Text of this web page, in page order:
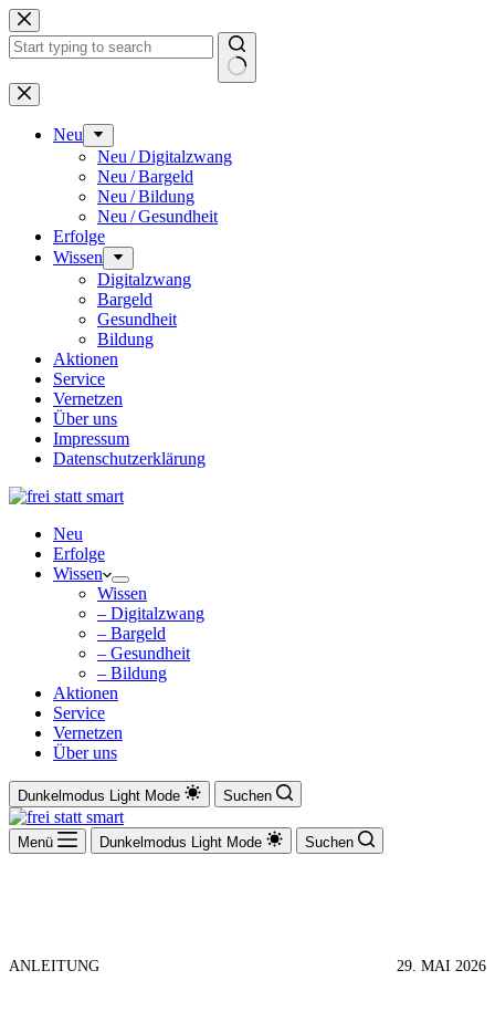
Zum
Inhalt
springen
Keine
Ergebnisse
Neu
Neu / Digitalzwang
Neu / Bargeld
Neu / Bildung
Neu / Gesundheit
Erfolge
Wissen
Digitalzwang
Bargeld
Gesundheit
Bildung
Aktionen
Service
Vernetzen
Über uns
Impressum
Datenschutz­erklärung
Neu
Erfolge
Wissen
Wissen
– Digitalzwang
– Bargeld
– Gesundheit
– Bildung
Aktionen
Service
Vernetzen
Über uns
Dunkelmodus Light Mode Suchen
Menü Dunkelmodus Light Mode Suchen
ANLEITUNG 29. MAI 2026